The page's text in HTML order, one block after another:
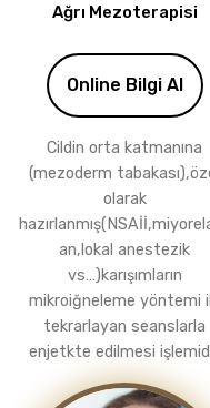
Ağrı Mezoterapisi
Online Bilgi Al
Cildin orta katmanına
(mezoderm
olarak
an,lokal anestezik
vs…)karışımların
mikroiğneleme yöntemi
tekrarlayan seanslarla
enjetkte edilmesi